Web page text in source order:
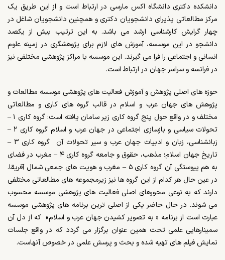
دانشکده دکتری دانشگاه اکس مارسی در ارتباط است و از این طریق یک
مرکز مطالعاتی پذیرای دانشجویان دکتری و همچنین دانشجویان شاغل در
چهار گرایش کارشناسی ارشد می باشد. به این ترتیب بیش از یکصد
دانشجو در این موسسه، آموزش های لازم برای پژوهشگری در زمینه علوم
انسانی و اجتماعی را فرا می گیرند. این موسسه با مراکز پژوهشی مختلفی نیز
در فرانسه و سراسر جهان در ارتباط است.
حوزه های اصلی پژوهش و آموزش فعالیت های پژوهشی موسسه مطالعات و
پژوهش های جهان عرب و اسلام در قالب گروه های کاری و مطالعاتی
مختلف و در واقع حول پنج گروه کاری زیر سامان یافته است: گروه کاری ۱ –
تحولات سیاسی و بازسازی اجتماعی در جهان عرب و اسلام گروه کاری ۲ –
زبانشناسی، زبان و ادبیات جهان عرب و سیر تحولات آن گروه کاری ۳ –
تاریخ جهان اسلام؛ مذهب، حقوق و جامعه گروه کاری ۴ – مغرب در فضای
به هم پیوستگی آن گروه کاری ۵ – مغرب و هویت های جمعی شمال آفریقا.
در عین حال هر کدام از این گروه ها نیز زیرمجموعه های مطالعاتی مختلفی
دارند که به نوعی محورهای اصلی فعالیت های پژوهشی موسسه محسوب
می شوند. در حال حاضر یکی از اصلی ترین برنامه های پژوهشی موسسه
عبارت است از برنامه « به تصویر کشیدن جهان عرب و اسلام» که از دل آن
سمینارهایی علمی تحت همین عنوان برگزار می گردد که در واقع جلسات
نمایش فیلم های تهیه شده و بحث و پرسش علمی در خصوص آنهاست.